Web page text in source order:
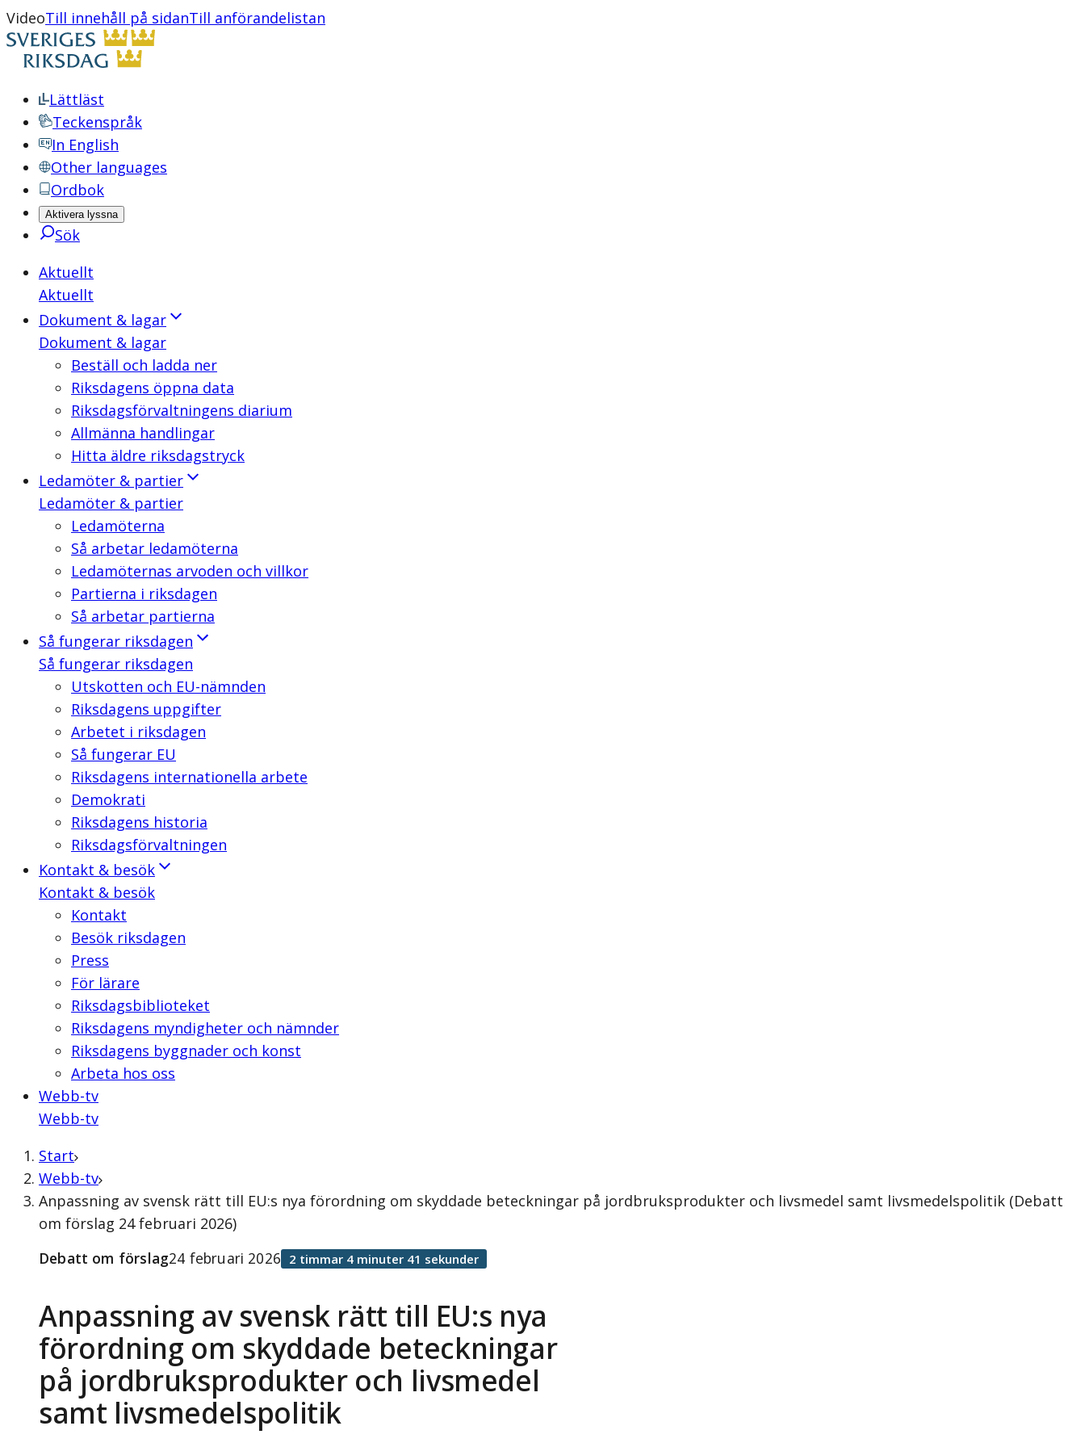
VideoTill innehåll på sidanTill anförandelistan
Lättläst
Teckenspråk
In English
Other languages
Ordbok
Aktivera lyssna
Sök
Aktuellt
Aktuellt
Dokument & lagar
Dokument & lagar
Beställ och ladda ner
Riksdagens öppna data
Riksdagsförvaltningens diarium
Allmänna handlingar
Hitta äldre riksdagstryck
Ledamöter & partier
Ledamöter & partier
Ledamöterna
Så arbetar ledamöterna
Ledamöternas arvoden och villkor
Partierna i riksdagen
Så arbetar partierna
Så fungerar riksdagen
Så fungerar riksdagen
Utskotten och EU-nämnden
Riksdagens uppgifter
Arbetet i riksdagen
Så fungerar EU
Riksdagens internationella arbete
Demokrati
Riksdagens historia
Riksdagsförvaltningen
Kontakt & besök
Kontakt & besök
Kontakt
Besök riksdagen
Press
För lärare
Riksdagsbiblioteket
Riksdagens myndigheter och nämnder
Riksdagens byggnader och konst
Arbeta hos oss
Webb-tv
Webb-tv
Start
Webb-tv
Anpassning av svensk rätt till EU:s nya förordning om skyddade beteckningar på jordbruksprodukter och livsmedel samt livsmedelspolitik (Debatt
om förslag 24 februari 2026)
Anpassning av svensk rätt till EU:s nya
förordning om skyddade beteckningar
på jordbruksprodukter och livsmedel
samt livsmedelspolitik
Debatt om förslag24 februari 2026 2 timmar 4 minuter 41 sekunder